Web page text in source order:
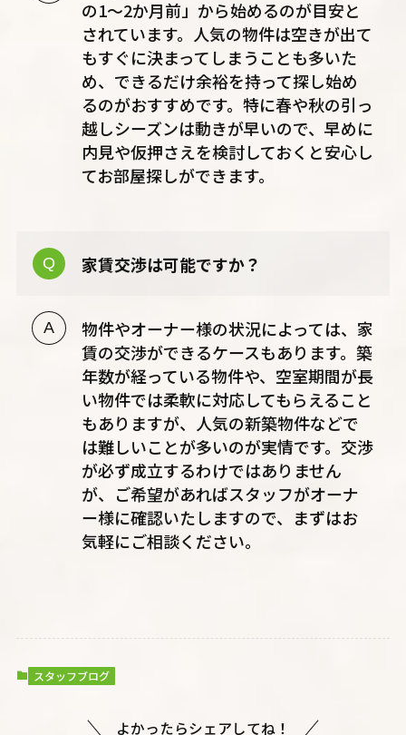
の1〜2か月前」から始めるのが目安と
されています。人気の物件は空きが出て
もすぐに決まってしまうことも多いた
め、できるだけ余裕を持って探し始め
るのがおすすめです。特に春や秋の引っ
越しシーズンは動きが早いので、早めに
内見や仮押さえを検討しておくと安心し
てお部屋探しができます。
家賃交渉は可能ですか？
物件やオーナー様の状況によっては、家
賃の交渉ができるケースもあります。築
年数が経っている物件や、空室期間が長
い物件では柔軟に対応してもらえること
もありますが、人気の新築物件などで
は難しいことが多いのが実情です。交渉
が必ず成立するわけではありません
が、ご希望があればスタッフがオーナ
ー様に確認いたしますので、まずはお
気軽にご相談ください。
スタッフブログ
よかったらシェアしてね！